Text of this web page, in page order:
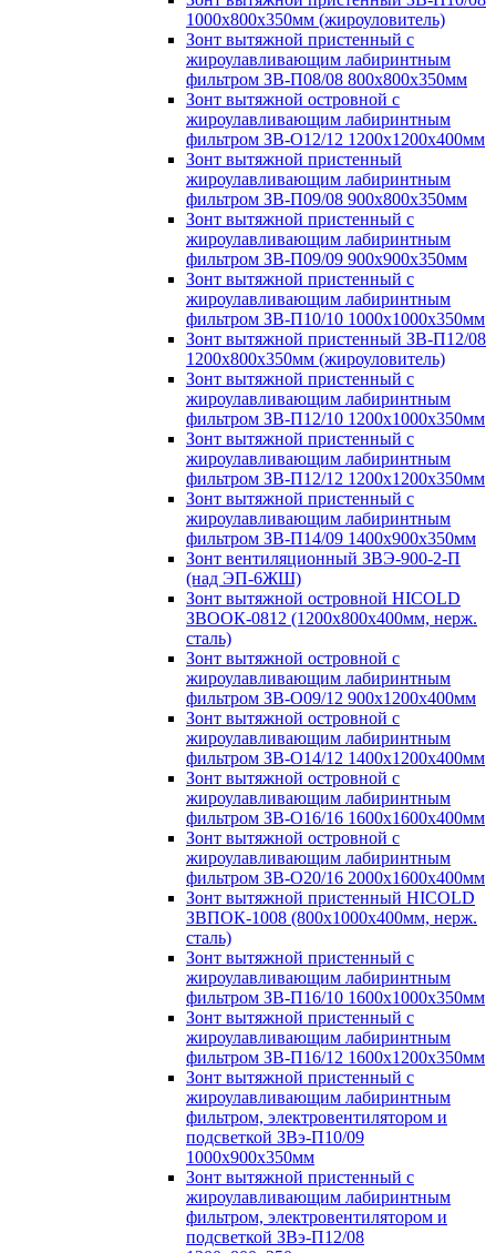
1000х800х350мм (жироуловитель)
Зонт вытяжной пристенный с
жироулавливающим лабиринтным
фильтром ЗВ-П08/08 800х800х350мм
Зонт вытяжной островной с
жироулавливающим лабиринтным
фильтром ЗВ-О12/12 1200х1200х400мм
Зонт вытяжной пристенный
жироулавливающим лабиринтным
фильтром ЗВ-П09/08 900х800х350мм
Зонт вытяжной пристенный с
жироулавливающим лабиринтным
фильтром ЗВ-П09/09 900х900х350мм
Зонт вытяжной пристенный с
жироулавливающим лабиринтным
фильтром ЗВ-П10/10 1000х1000х350мм
Зонт вытяжной пристенный ЗВ-П12/08
1200х800х350мм (жироуловитель)
Зонт вытяжной пристенный с
жироулавливающим лабиринтным
фильтром ЗВ-П12/10 1200х1000х350мм
Зонт вытяжной пристенный с
жироулавливающим лабиринтным
фильтром ЗВ-П12/12 1200х1200х350мм
Зонт вытяжной пристенный с
жироулавливающим лабиринтным
фильтром ЗВ-П14/09 1400х900х350мм
Зонт вентиляционный ЗВЭ-900-2-П
(над ЭП-6ЖШ)
Зонт вытяжной островной HICOLD
ЗВООК-0812 (1200х800x400мм, нерж.
сталь)
Зонт вытяжной островной с
жироулавливающим лабиринтным
фильтром ЗВ-О09/12 900х1200х400мм
Зонт вытяжной островной с
жироулавливающим лабиринтным
фильтром ЗВ-О14/12 1400х1200х400мм
Зонт вытяжной островной с
жироулавливающим лабиринтным
фильтром ЗВ-О16/16 1600х1600х400мм
Зонт вытяжной островной с
жироулавливающим лабиринтным
фильтром ЗВ-О20/16 2000х1600х400мм
Зонт вытяжной пристенный HICOLD
ЗВПОК-1008 (800х1000х400мм, нерж.
сталь)
Зонт вытяжной пристенный с
жироулавливающим лабиринтным
фильтром ЗВ-П16/10 1600х1000х350мм
Зонт вытяжной пристенный с
жироулавливающим лабиринтным
фильтром ЗВ-П16/12 1600х1200х350мм
Зонт вытяжной пристенный с
жироулавливающим лабиринтным
фильтром, электровентилятором и
подсветкой ЗВэ-П10/09
1000х900х350мм
Зонт вытяжной пристенный с
жироулавливающим лабиринтным
фильтром, электровентилятором и
подсветкой ЗВэ-П12/08